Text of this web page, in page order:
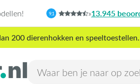
9,1 »13.945
200 dierenhokken en